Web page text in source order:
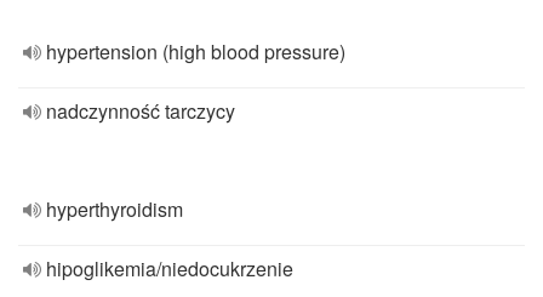
hypertension (high blood pressure)
nadczynność tarczycy
hyperthyroidism
hipoglikemia/niedocukrzenie